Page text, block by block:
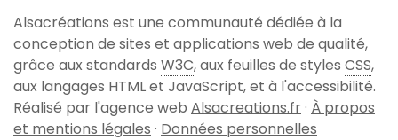
de
page
Alsacréations est une communauté dédiée à la
conception de sites et applications web de qualité,
grâce aux standards W3C, aux feuilles de styles CSS,
aux langages HTMLet JavaScript, et à l'accessibilité.
Réalisé par l'agence web Alsacreations.fr· À propos
et mentions légales · Données personnelles